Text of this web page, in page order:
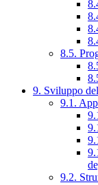
8.5.
9. Sviluppo
9.1.
9.2.